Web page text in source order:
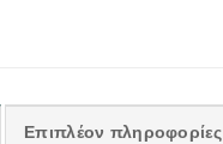
Επιπλέον πληροφορίες